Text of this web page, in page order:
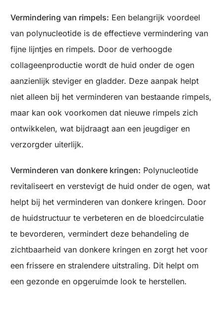
Vermindering van rimpels: Een belangrijk voordeel
van polynucleotide is de effectieve vermindering van
fijne lijntjes en rimpels. Door de verhoogde
collageenproductie wordt de huid onder de ogen
aanzienlijk steviger en gladder. Deze aanpak helpt
niet alleen bij het verminderen van bestaande rimpels,
maar kan ook voorkomen dat nieuwe rimpels zich
ontwikkelen, wat bijdraagt aan een jeugdiger en
verzorgder uiterlijk.
Verminderen van donkere kringen: Polynucleotide
revitaliseert en verstevigt de huid onder de ogen, wat
helpt bij het verminderen van donkere kringen. Door
de huidstructuur te verbeteren en de bloedcirculatie
te bevorderen, vermindert deze behandeling de
zichtbaarheid van donkere kringen en zorgt het voor
een frissere en stralendere uitstraling. Dit helpt om
een gezonde en opgeruimde look te herstellen.